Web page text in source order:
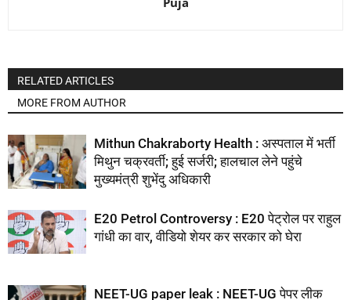
RELATED ARTICLES
MORE FROM AUTHOR
Mithun Chakraborty Health : अस्पताल में भर्ती
मिथुन चक्रवर्ती; हुई सर्जरी; हालचाल लेने पहुंचे
मुख्यमंत्री शुभेंदु अधिकारी
E20 Petrol Controversy : E20 पेट्रोल पर राहुल
गांधी का वार, वीडियो शेयर कर सरकार को घेरा
NEET-UG paper leak : NEET-UG पेपर लीक